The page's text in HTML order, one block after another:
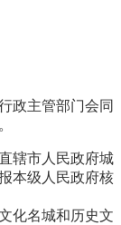
政主管部门会同
辖市人民政府城
本级人民政府核
化名城和历史文